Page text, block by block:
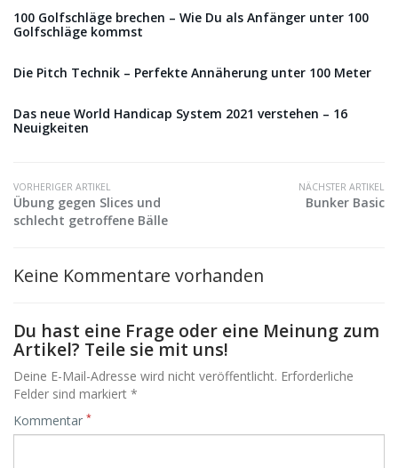
100 Golfschläge brechen – Wie Du als Anfänger unter 100
Golfschläge kommst
Die Pitch Technik – Perfekte Annäherung unter 100 Meter
Das neue World Handicap System 2021 verstehen – 16
Neuigkeiten
VORHERIGER ARTIKEL
Übung gegen Slices und
schlecht getroffene Bälle
NÄCHSTER ARTIKEL
Bunker Basic
Keine Kommentare vorhanden
Du hast eine Frage oder eine Meinung zum
Artikel? Teile sie mit uns!
Deine E-Mail-Adresse wird nicht veröffentlicht. Erforderliche
Felder sind markiert *
Kommentar *